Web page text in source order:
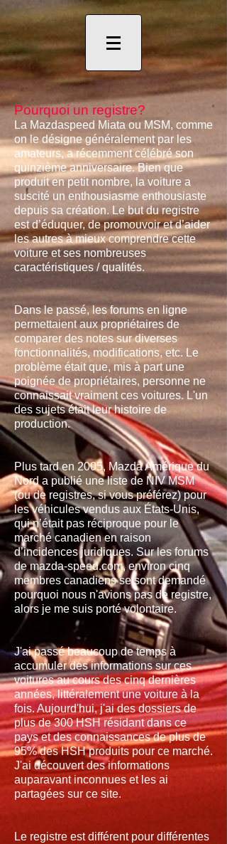
Pourquoi un registre?
La Mazdaspeed Miata ou MSM, comme
on le désigne généralement par les
amateurs, a récemment célébré son
quinzième anniversaire. Bien que
produit en petit nombre, la voiture a
suscité un enthousiasme enthousiaste
depuis sa création. Le but du registre
est d’éduquer, de promouvoir et d’aider
les autres à mieux comprendre cette
voiture et ses nombreuses
caractéristiques / qualités.
Dans le passé, les forums en ligne
permettaient aux propriétaires de
comparer des notes sur diverses
fonctionnalités, modifications, etc. Le
problème était que, mis à part une
poignée de propriétaires, personne ne
connaissait vraiment ces voitures. L'un
des sujets était leur histoire de
production.
Plus tard en 2005, Mazda Amérique du
Nord a publié une liste de NIV MSM
(ou de registres, si vous préférez) pour
les véhicules vendus aux États-Unis,
qui n’était pas réciproque pour le
marché canadien en raison
d’incidences juridiques. Sur les forums
de mazda-speed.com, environ cinq
membres canadiens se sont demandé
pourquoi nous n'avions pas de registre,
alors je me suis porté volontaire.
J'ai passé beaucoup de temps à
accumuler des informations sur ces
voitures au cours des cinq dernières
années, littéralement une voiture à la
fois. Aujourd'hui, j'ai des dossiers de
plus de 300 HSH résidant dans ce
pays et des connaissances de plus de
95% des HSH produits pour ce marché.
J'ai découvert des informations
auparavant inconnues et les ai
partagées sur ce site.
Le registre est différent pour différentes